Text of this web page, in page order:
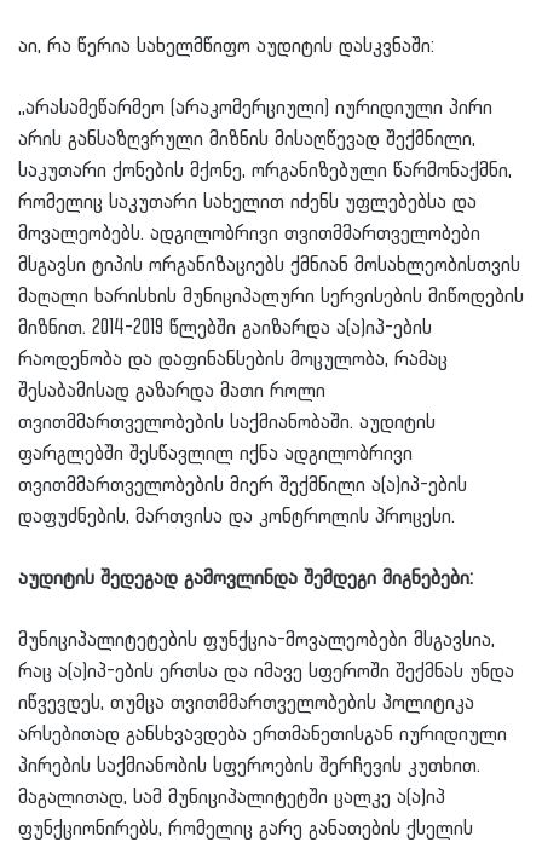
აი, რა წერია სახელმწიფო აუდიტის დასკვნაში:
,,არასამეწარმეო (არაკომერციული) იურიდიული პირი
არის განსაზღვრული მიზნის მისაღწევად შექმნილი,
საკუთარი ქონების მქონე, ორგანიზებული წარმონაქმნი,
რომელიც საკუთარი სახელით იძენს უფლებებსა და
მოვალეობებს. ადგილობრივი თვითმმართველობები
მსგავსი ტიპის ორგანიზაციებს ქმნიან მოსახლეობისთვის
მაღალი ხარისხის მუნიციპალური სერვისების მიწოდების
მიზნით. 2014-2019 წლებში გაიზარდა ა(ა)იპ-ების
რაოდენობა და დაფინანსების მოცულობა, რამაც
შესაბამისად გაზარდა მათი როლი
თვითმმართველობების საქმიანობაში. აუდიტის
ფარგლებში შესწავლილ იქნა ადგილობრივი
თვითმმართველობების მიერ შექმნილი ა(ა)იპ-ების
დაფუძნების, მართვისა და კონტროლის პროცესი.
აუდიტის შედეგად გამოვლინდა შემდეგი მიგნებები:
მუნიციპალიტეტების ფუნქცია-მოვალეობები მსგავსია,
რაც ა(ა)იპ-ების ერთსა და იმავე სფეროში შექმნას უნდა
იწვევდეს, თუმცა თვითმმართველობების პოლიტიკა
არსებითად განსხვავდება ერთმანეთისგან იურიდიული
პირების საქმიანობის სფეროების შერჩევის კუთხით.
მაგალითად, სამ მუნიციპალიტეტში ცალკე ა(ა)იპ
ფუნქციონირებს, რომელიც გარე განათების ქსელის